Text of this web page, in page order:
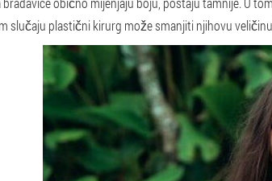
slučaju plastični kirurg može smanjiti njihovu